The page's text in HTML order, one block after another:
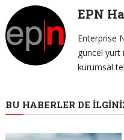
EPN
Enterprise
güncel yurt
kurumsal
BU HABERLER DE